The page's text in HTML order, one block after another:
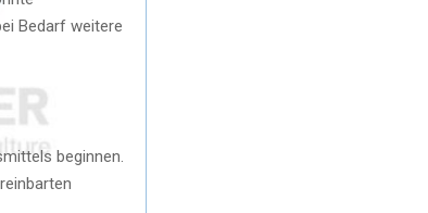
Bedarf weitere
beginnen.